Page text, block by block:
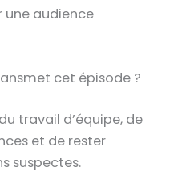
une audience
cet épisode ?
travail d’équipe, de
et de rester
suspectes.